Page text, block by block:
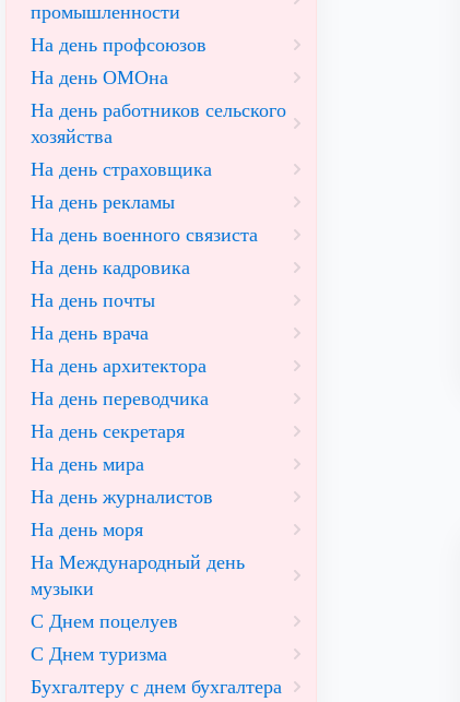
промышленности
На день профсоюзов
На день ОМОна
На день работников сельского
хозяйства
На день страховщика
На день рекламы
На день военного связиста
На день кадровика
На день почты
На день врача
На день архитектора
На день переводчика
На день секретаря
На день мира
На день журналистов
На день моря
На Международный день
музыки
С Днем поцелуев
С Днем туризма
Бухгалтеру с днем бухгалтера